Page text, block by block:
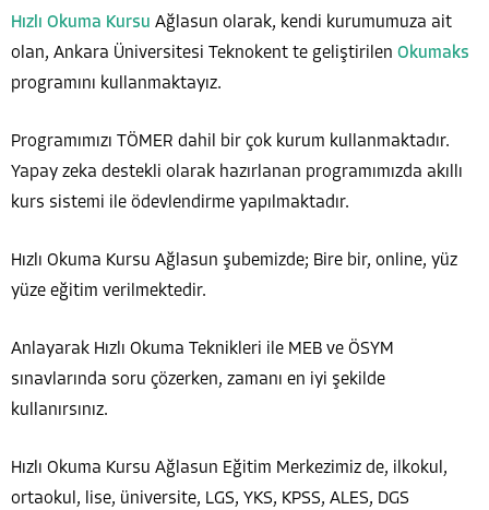
Hızlı Okuma Kursu Ağlasun olarak, kendi kurumumuza ait
olan, Ankara Üniversitesi Teknokent te geliştirilen Okumaks
programını kullanmaktayız.
Programımızı TÖMER dahil bir çok kurum kullanmaktadır.
Yapay zeka destekli olarak hazırlanan programımızda akıllı
kurs sistemi ile ödevlendirme yapılmaktadır.
Hızlı Okuma Kursu Ağlasun şubemizde; Bire bir, online, yüz
yüze eğitim verilmektedir.
Anlayarak Hızlı Okuma Teknikleri ile MEB ve ÖSYM
sınavlarında soru çözerken, zamanı en iyi şekilde
kullanırsınız.
Hızlı Okuma Kursu Ağlasun Eğitim Merkezimiz de, ilkokul,
ortaokul, lise, üniversite, LGS, YKS, KPSS, ALES, DGS